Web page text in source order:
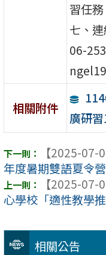
相關公告
習任
七、
06-
相關附件
廣研
【2025-07-
年度暑期雙語夏令
【2025-07-
心學校「適性教學